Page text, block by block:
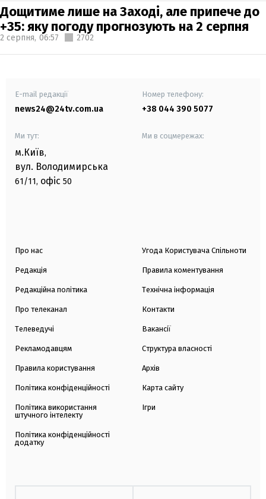
Дощитиме лише на Заході, але припече до
+35: яку погоду прогнозують на 2 серпня
2 серпня, 06:57 2702
E-mail редакції
news24@24tv.com.ua
Номер телефону:
+38 044 390 5077
Ми тут:
м.Київ,
вул. Володимирська
61/11, офіс 50
Ми в соцмережах:
Про нас
Редакція
Редакційна політика
Про телеканал
Телеведучі
Рекламодавцям
Правила користування
Політика конфіденційності
Політика використання
штучного інтелекту
Політика конфіденційності
додатку
Угода Користувача Спільноти
Правила коментування
Технічна інформація
Контакти
Вакансії
Структура власності
Архів
Карта сайту
Ігри